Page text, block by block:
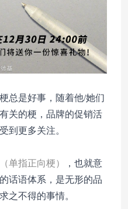
总是好事，随着他/她们
关的梗，品牌的促销活
到更多关注。
（单指正向梗）
，也就意
话语体系，是无形的品
之不得的事情。